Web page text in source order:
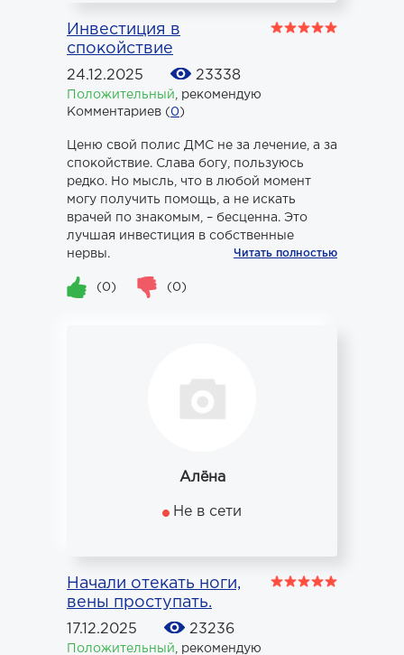
Инвестиция в
спокойствие
24.12.2025 23338
Положительный
рекомендую
Комментариев (0)
Ценю свой полис ДМС не за лечение, а за
спокойствие. Слава богу, пользуюсь
редко. Но мысль, что в любой момент
могу получить помощь, а не искать
врачей по знакомым, – бесценна. Это
лучшая инвестиция в собственные
нервы.
Читать полностью
(0) (0)
Алёна
Не в сети
Начали отекать ноги,
вены проступать.
17.12.2025 23236
Положительный
рекомендую